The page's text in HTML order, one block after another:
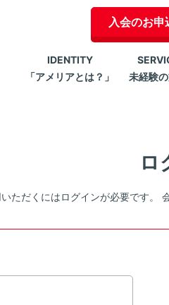
入会のお申
IDENTITY
「アメリアとは？」
未経験
ロ
ただくにはログインが必要です。